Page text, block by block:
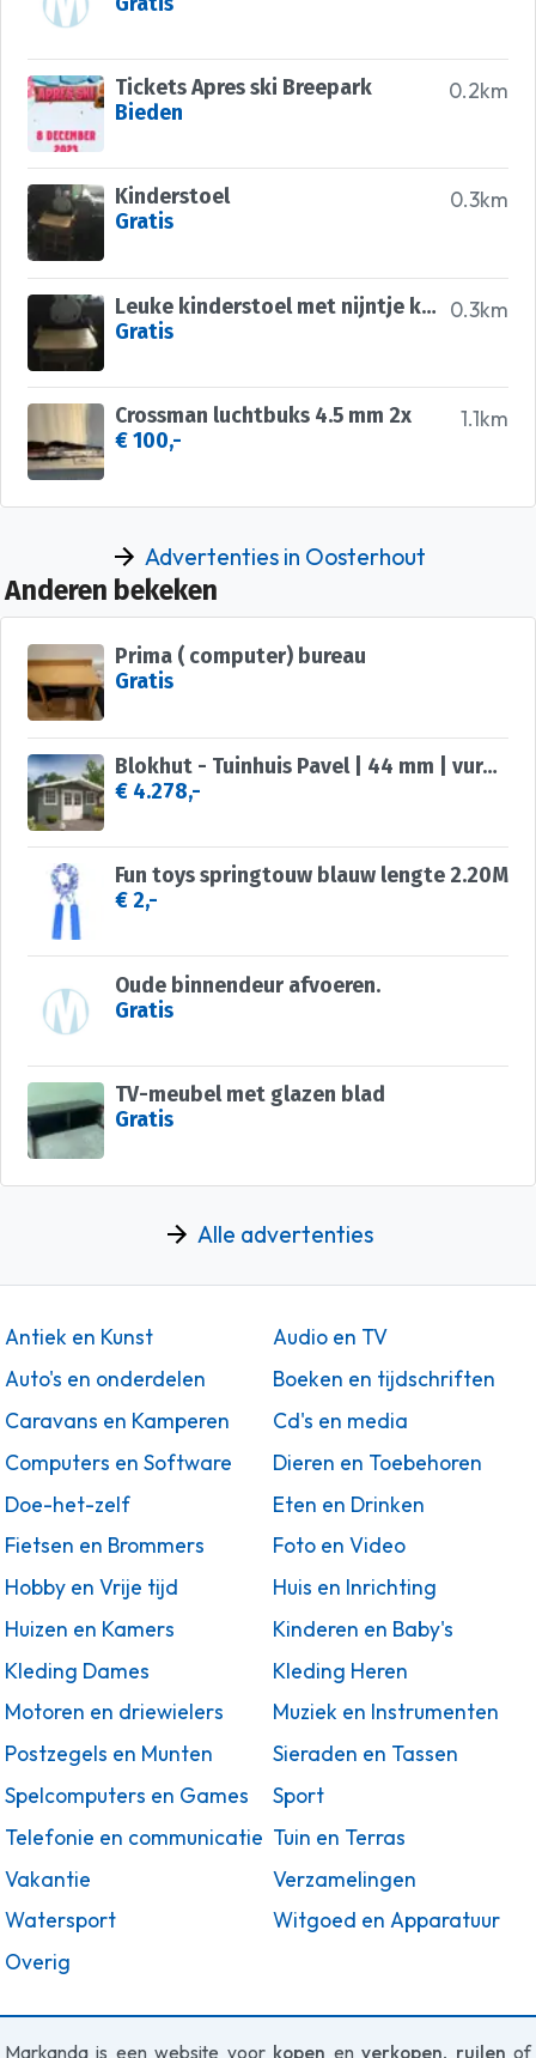
0.2km
Tickets Apres ski Breepark
Bieden
0.3km
Kinderstoel
Gratis
0.3km
Leuke kinderstoel met nijntje kussen
Gratis
1.1km
Crossman luchtbuks 4.5 mm 2x
€ 100,-
Advertenties in Oosterhout
Anderen bekeken
Prima ( computer) bureau
Gratis
Blokhut - Tuinhuis Pavel | 44 mm | vuren onbehandeld
€ 4.278,-
Fun toys springtouw blauw lengte 2.20M
€ 2,-
Oude binnendeur afvoeren.
Gratis
TV-meubel met glazen blad
Gratis
Alle advertenties
Antiek en Kunst
Audio en TV
Auto's en onderdelen
Boeken en tijdschriften
Caravans en Kamperen
Cd's en media
Computers en Software
Dieren en Toebehoren
Doe-het-zelf
Eten en Drinken
Fietsen en Brommers
Foto en Video
Hobby en Vrije tijd
Huis en Inrichting
Huizen en Kamers
Kinderen en Baby's
Kleding Dames
Kleding Heren
Motoren en driewielers
Muziek en Instrumenten
Postzegels en Munten
Sieraden en Tassen
Spelcomputers en Games
Sport
Telefonie en communicatie Tuin en Terras
Vakantie
Verzamelingen
Watersport
Witgoed en Apparatuur
Overig
Markanda is een website voor kopen enverkopen, ruilen of